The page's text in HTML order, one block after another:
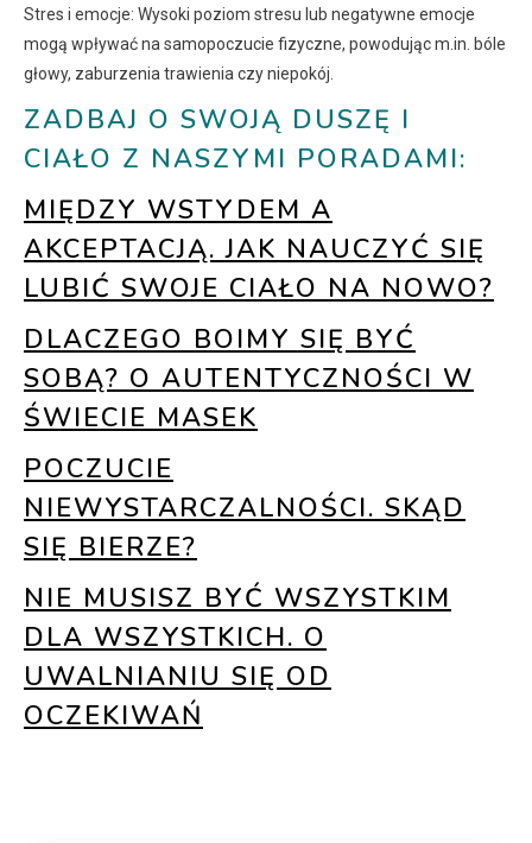
Stres i emocje: Wysoki poziom stresu lub negatywne emocje
mogą wpływać na samopoczucie fizyczne, powodując m.in. bóle
głowy, zaburzenia trawienia czy niepokój.
ZADBAJ O SWOJĄ DUSZĘ I
CIAŁO Z NASZYMI PORADAMI:
MIĘDZY WSTYDEM A
AKCEPTACJĄ. JAK NAUCZYĆ SIĘ
LUBIĆ SWOJE CIAŁO NA NOWO?
DLACZEGO BOIMY SIĘ BYĆ
SOBĄ? O AUTENTYCZNOŚCI W
ŚWIECIE MASEK
POCZUCIE
NIEWYSTARCZALNOŚCI. SKĄD
SIĘ BIERZE?
NIE MUSISZ BYĆ WSZYSTKIM
DLA WSZYSTKICH. O
UWALNIANIU SIĘ OD
OCZEKIWAŃ